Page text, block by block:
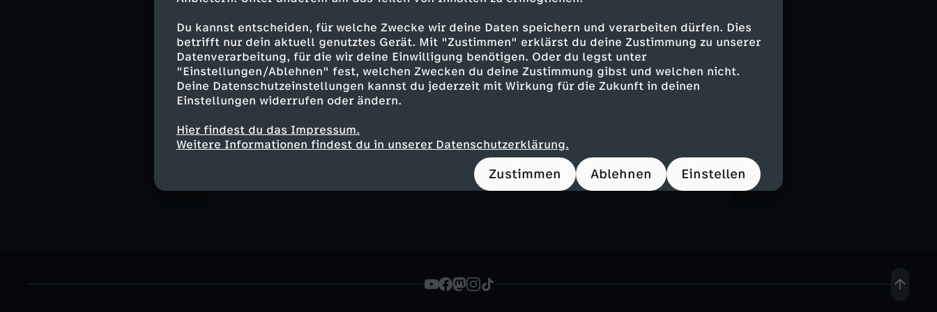
Du kannst entscheiden, für welche Zwecke wir deine Daten speichern und verarbeiten dürfen. Dies
betrifft nur dein aktuell genutztes Gerät. Mit "Zustimmen" erklärst du deine Zustimmung zu unserer
Datenverarbeitung, für die wir deine Einwilligung benötigen. Oder du legst unter
"Einstellungen/Ablehnen" fest, welchen Zwecken du deine Zustimmung gibst und welchen nicht.
Deine Datenschutzeinstellungen kannst du jederzeit mit Wirkung für die Zukunft in deinen
Einstellungen widerrufen oder ändern.
Hier findest du das Impressum.
Weitere Informationen findest du in unserer Datenschutzerklärung.
Zustimmen Ablehnen Einstellen
Doch Demut und Zurückhaltung gegenüber China, das fordern neben Precht
auch andere von der Außenministerin, etwa seitens der SPD. Ein fataler Fehler,
meint ZDF-Hauptstadtkorrespondent Thomas Reichart, der viele Jahre aus
Peking berichtet hat. Denn: Wer vor China einknickt, hat aus der Zeitenwende
nichts gelernt.
Ähnliche Inhalte entdecken